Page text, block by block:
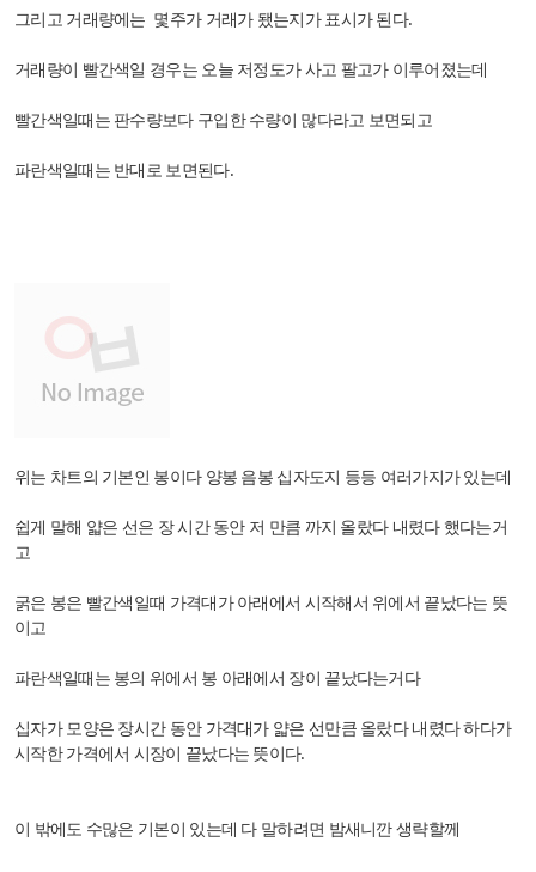
그리고 거래량에는 몇주가 거래가 됐는지가 표시가 된다.
거래량이 빨간색일 경우는 오늘 저정도가 사고 팔고가 이루어졌는데
빨간색일때는 판수량보다 구입한 수량이 많다라고 보면되고
파란색일때는 반대로 보면된다.
위는 차트의 기본인 봉이다 양봉 음봉 십자도지 등등 여러가지가 있는데
쉽게 말해 얇은 선은 장 시간 동안 저 만큼 까지 올랐다 내렸다 했다는거
고
굵은 봉은 빨간색일때 가격대가 아래에서 시작해서 위에서 끝났다는 뜻
이고
파란색일때는 봉의 위에서 봉 아래에서 장이 끝났다는거다
십자가 모양은 장시간 동안 가격대가 얇은 선만큼 올랐다 내렸다 하다가
시작한 가격에서 시장이 끝났다는 뜻이다.
이 밖에도 수많은 기본이 있는데 다 말하려면 밤새니깐 생략할께